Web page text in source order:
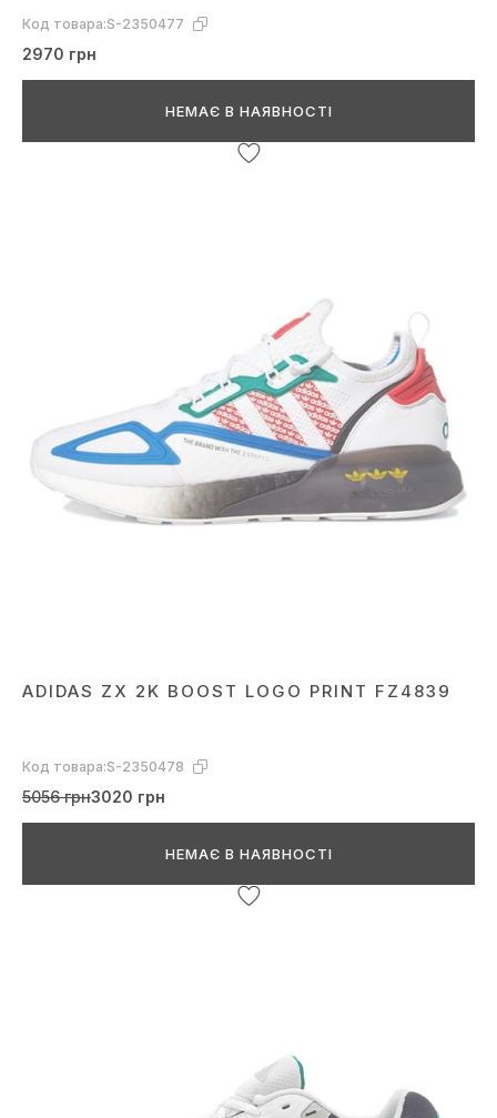
Код товара:S-2350477
2970 грн
НЕМАЄ В НАЯВНОСТІ
ADIDAS ZX 2K BOOST LOGO PRINT FZ4839
Код товара:S-2350478
5056 грн3020 грн
НЕМАЄ В НАЯВНОСТІ